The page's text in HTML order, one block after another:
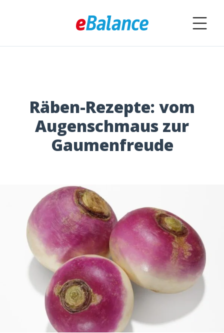
Räben-Rezepte: vom
Augenschmaus zur
Gaumenfreude